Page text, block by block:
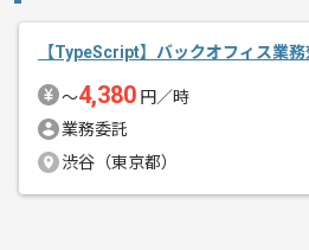
その他募集要項
【TypeScript】バックオフィス業
〜4,380 円／時
業務委託
渋谷（東京都）